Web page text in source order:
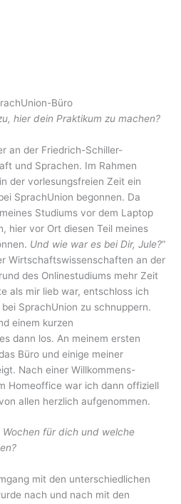
Büro
hier dein Praktikum zu machen?
an der Friedrich-Schiller-
und Sprachen. Im Rahmen
der vorlesungsfreien Zeit ein
SprachUnion begonnen. Da
Studiums vor dem Laptop
hier vor Ort diesen Teil meines
Und wie war es bei Dir, Jule?“
Wirtschaftswissenschaften an der
des Onlinestudiums mehr Zeit
als mir lieb war, entschloss ich
SprachUnion zu schnuppern.
einem kurzen
dann los. An meinem ersten
Büro und einige meiner
Nach einer Willkommens-
Homeoffice war ich dann offiziell
allen herzlich aufgenommen.
für dich und welche
mit den unterschiedlichen
nach und nach mit den